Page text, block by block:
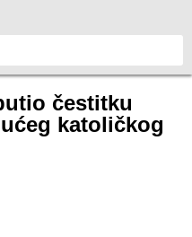
čestitku
katoličkog